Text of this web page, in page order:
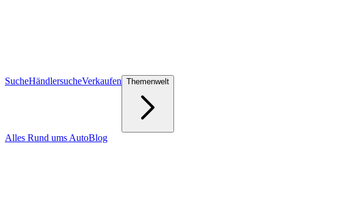
SucheHändlersucheVerkaufen Themenwelt
Alles Rund ums AutoBlog